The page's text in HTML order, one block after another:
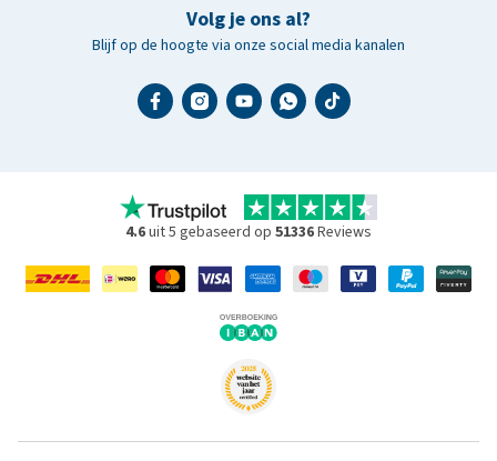
Volg je ons al?
Blijf op de hoogte via onze social media kanalen
4.6uit 5 gebaseerd op 51336Reviews